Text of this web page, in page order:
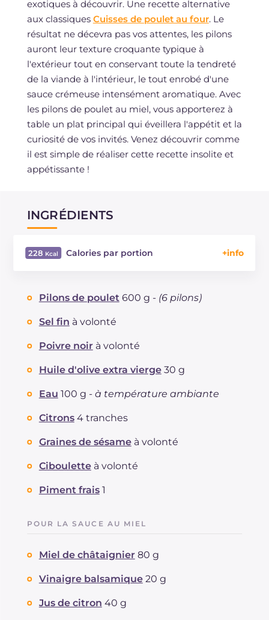
exotiques à découvrir. Une recette alternative
aux classiques Cuisses de poulet au four. Le
résultat ne décevra pas vos attentes, les pilons
auront leur texture croquante typique à
l'extérieur tout en conservant toute la tendreté
de la viande à l'intérieur, le tout enrobé d'une
sauce crémeuse intensément aromatique. Avec
les pilons de poulet au miel, vous apporterez à
table un plat principal qui éveillera l'appétit et la
curiosité de vos invités. Venez découvrir comme
il est simple de réaliser cette recette insolite et
appétissante !
INGRÉDIENTS
228 Calories par portion
Dont sucres g
Protéine
dont acides gras saturés
Fibre
Sodium mg
Pilons de poulet 600 g - (6 pilons)
Sel fin à volonté
Poivre noir à volonté
Huile d'olive extra vierge 30 g
Eau 100 g - à température ambiante
Citrons 4 tranches
Graines de sésame à volonté
Ciboulette à volonté
Piment frais 1
POUR LA SAUCE AU MIEL
Miel de châtaignier 80 g
Vinaigre balsamique 20 g
Jus de citron 40 g